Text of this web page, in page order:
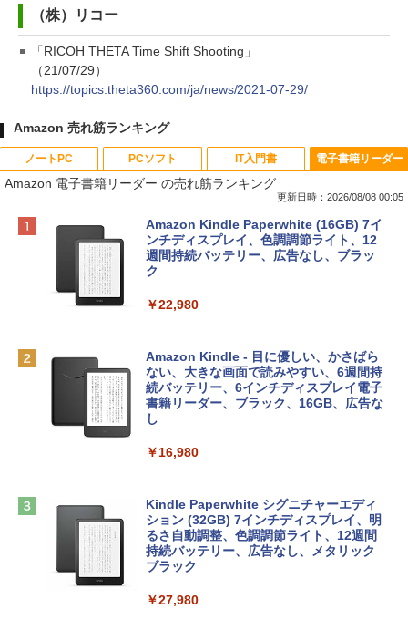
（株）リコー
「RICOH THETA Time Shift Shooting」
（21/07/29）
https://topics.theta360.com/ja/news/2021-07-29/
Amazon 売れ筋ランキング
ノートPC
Apple 2026 MacBook Neo A18 Proチッ
プ搭載13インチノートブック：AIとAppl
e Intelligence、Liquid Retinaディスプ
レイ、8GBメモリ、512GB SSD、1080p
ィゴ + 3年延長 AppleCare+ for 13インチ
￥162,598
tomtoc 360°保護 15.6 16インチ パソコ
ンケース Dell NEC Lavie ASUS HP dyna
Apple 2026 MacBook Air M5チップ搭載
13インチノートブック：AIとApple Intell
igence、13.6インチLiquid Retinaディ
スプレイ、16GBユニファイドメモリ、1
ームカメラ、日本語キーボード、Touch I
PCソフト
Robloxギフトカード - 800 Robux 【限
定バーチャルアイテムを含む】 【オンラ
インゲームコード】 ロブロックス | オン
ラインコード版
￥1,300
Robloxギフトカード - 1000 Robux 【限
定バーチャルアイテムを含む】 【オンラ
インゲームコード】 ロブロックス |オン
ラインコード版
4(最新 永続版)|オンラインコード版|Wind
ows11、10/mac対応|PC2台
￥39,582
Robloxギフトカード - 2,000 Robux 【限
IT入門書
生成AIパスポート公式テキスト 第４版
￥1,766
出す プロンプトの言葉 AI画像生成シリー
ズ (はぴーイラストLabo)
￥480
ClaudeCode いちばんやさしい 教科書:
にもKindle出版にも！ 非エンジニアのた
めのAIコーディング入門シリーズ
￥99
1冊ですべて身につくHTML & CSSとWe
電子書籍リーダー
Amazon 電子書籍リーダー の売れ筋ランキング
更新日時：2026/08/08 00:05
Amazon Kindle Paperwhite (16GB) 7イ
ンチディスプレイ、色調調節ライト、12
週間持続バッテリー、広告なし、ブラッ
ク
￥22,980
Amazon Kindle - 目に優しい、かさばら
ない、大きな画面で読みやすい、6週間持
続バッテリー、6インチディスプレイ電子
書籍リーダー、ブラック、16GB、広告な
し
￥16,980
Kindle Paperwhite シグニチャーエディ
ション (32GB) 7インチディスプレイ、明
るさ自動調整、色調調節ライト、12週間
持続バッテリー、広告なし、メタリック
ブラック
￥27,980